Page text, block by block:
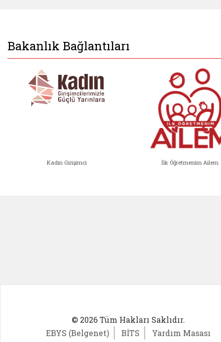
Bakanlık Bağlantıları
Kadın Girişimci İlk Öğretmenim Ailem
© 2026 Tüm Hakları Saklıdır.
EBYS (Belgenet)
BİTS Yardım Masası